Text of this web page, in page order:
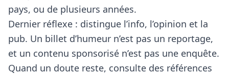
pays, ou de plusieurs années.
Dernier réflexe : distingue l’info, l’opinion et la
pub. Un billet d’humeur n’est pas un reportage,
et un contenu sponsorisé n’est pas une enquête.
Quand un doute reste, consulte des références